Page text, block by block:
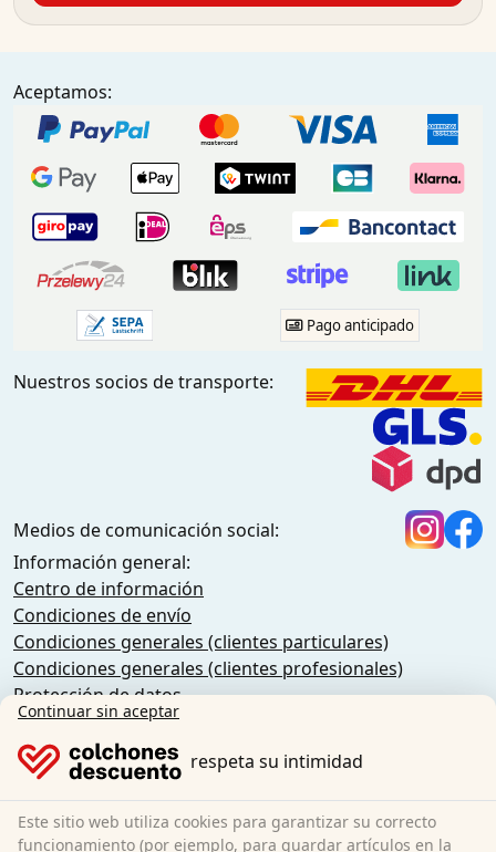
Aceptamos:
Pago anticipado
Nuestros socios de transporte:
Medios de comunicación social:
Información general:
Centro de información
Condiciones de envío
Condiciones generales (clientes particulares)
Condiciones generales (clientes profesionales)
Protección de datos
Cookies
Política de anulación
Pie de imprenta
Rescindir el contrato
Continuar sin aceptar
respeta su intimidad
Este sitio web utiliza cookies para garantizar su correcto
funcionamiento (por ejemplo, para guardar artículos en la